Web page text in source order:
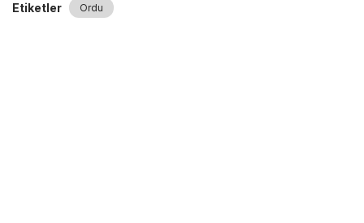
Etiketler Ordu